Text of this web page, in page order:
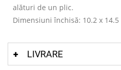
alături de un plic.
Dimensiuni închisă: 10.2 x 14.5
LIVRARE